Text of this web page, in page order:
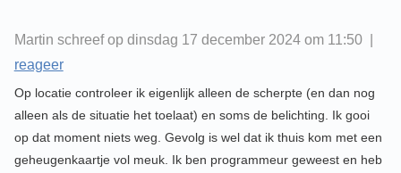
Martin schreef op dinsdag 17 december 2024 om 11:50 |
reageer
Op locatie controleer ik eigenlijk alleen de scherpte (en dan nog
alleen als de situatie het toelaat) en soms de belichting. Ik gooi
op dat moment niets weg. Gevolg is wel dat ik thuis kom met een
geheugenkaartje vol meuk. Ik ben programmeur geweest en heb